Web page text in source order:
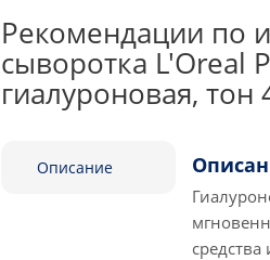
Рекомендации по
сыворотка L'Oreal
гиалуроновая, тон
Описание